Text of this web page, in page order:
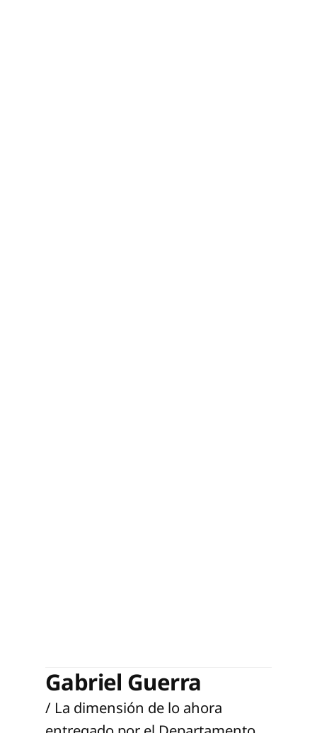
Gabriel Guerra
/ La dimensión de lo ahora